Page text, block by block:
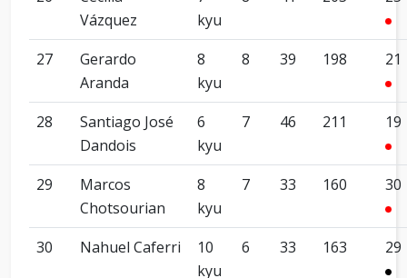
Vázquez
kyu
27
Gerardo
Aranda
8
kyu
8 39 198 21
28
Santiago José
Dandois
6
kyu
7 46 211 19
29
Marcos
Chotsourian
8
kyu
7 33 160 30
30 Nahuel Caferri
10
kyu
6 33 163 29